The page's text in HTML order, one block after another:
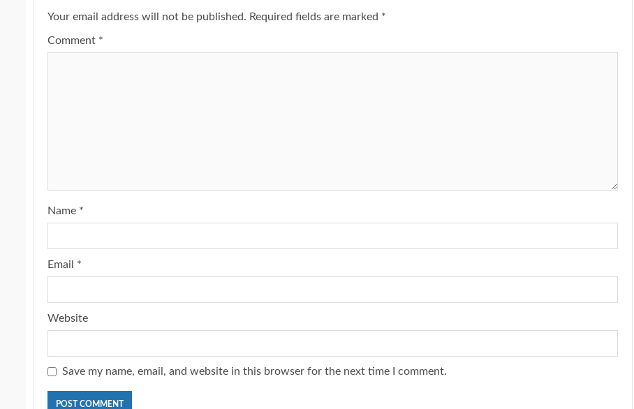
Your email address will not be published. Required fields are marked *
Comment *
Name *
Email *
Website
Save my name, email, and website in this browser for the next time I comment.